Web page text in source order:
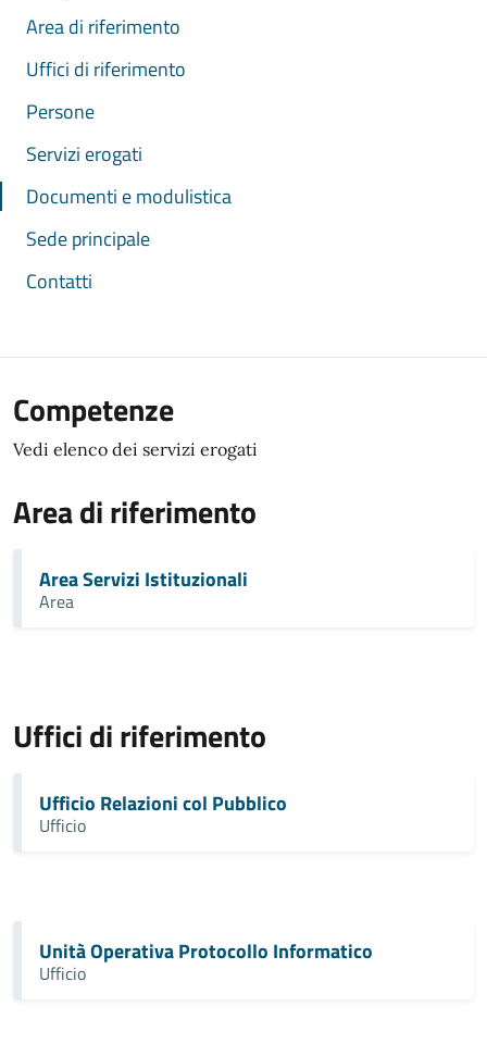
Area di riferimento
Uffici di riferimento
Persone
Servizi erogati
Documenti e modulistica
Sede principale
Contatti
Competenze
Vedi elenco dei servizi erogati
Area di riferimento
Area Servizi Istituzionali
Area
Uffici di riferimento
Ufficio Relazioni col Pubblico
Ufficio
Unità Operativa Protocollo Informatico
Ufficio